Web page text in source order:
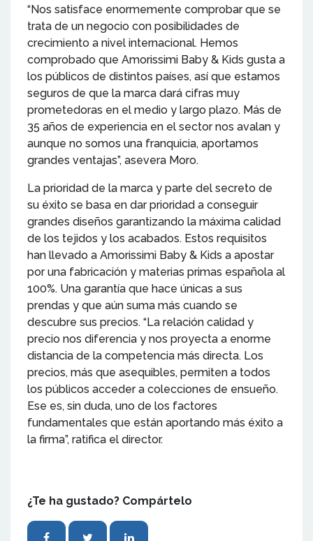
“Nos satisface enormemente comprobar que se
trata de un negocio con posibilidades de
crecimiento a nivel internacional. Hemos
comprobado que Amorissimi Baby & Kids gusta a
los públicos de distintos países, así que estamos
seguros de que la marca dará cifras muy
prometedoras en el medio y largo plazo. Más de
35 años de experiencia en el sector nos avalan y
aunque no somos una franquicia, aportamos
grandes ventajas”, asevera Moro.
La prioridad de la marca y parte del secreto de
su éxito se basa en dar prioridad a conseguir
grandes diseños garantizando la máxima calidad
de los tejidos y los acabados. Estos requisitos
han llevado a Amorissimi Baby & Kids a apostar
por una fabricación y materias primas española al
100%. Una garantía que hace únicas a sus
prendas y que aún suma más cuando se
descubre sus precios. “La relación calidad y
precio nos diferencia y nos proyecta a enorme
distancia de la competencia más directa. Los
precios, más que asequibles, permiten a todos
los públicos acceder a colecciones de ensueño.
Ese es, sin duda, uno de los factores
fundamentales que están aportando más éxito a
la firma”, ratifica el director.
¿Te ha gustado? Compártelo